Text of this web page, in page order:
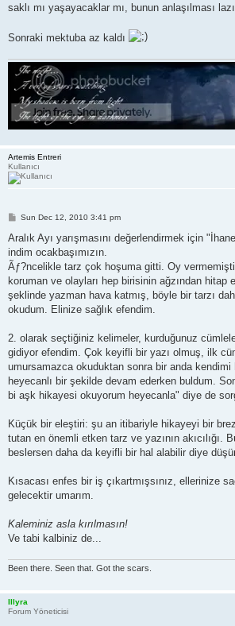
saklı mı yaşayacaklar mı, bunun anlaşılması
Sonraki mektuba az kaldı
Artemis Entreri
Kullanıcı
P
s
Sun Dec 12, 2010 3:41 pm
Aralık Ayı yarışmasını değerlendirmek için
indim ocakbaşımızın.
Ãƒ?ncelikle tarz çok hoşuma gitti. Oy
koruman ve olayları hep birisinin ağzından hitap
şeklinde yazman hava katmış, böyle bir tarzı
okudum. Elinize sağlık efendim.
2. olarak seçtiğiniz kelimeler, kurduğunuz
gidiyor efendim. Çok keyifli bir yazı olmuş, ilk
umursamazca okuduktan sonra bir anda kendimi
heyecanlı bir şekilde devam ederken buldum.
bi aşk hikayesi okuyorum heyecanla" diye de
Küçük bir eleştiri: şu an itibariyle hikayeyi bir
tutan en önemli etken tarz ve yazının akıcılığı.
beslersen daha da keyifli bir hal alabilir diye
Kısacası enfes bir iş çıkartmışsınız, ellerinize
gelecektir umarım.
Kaleminiz asla kırılmasın!
Ve tabi kalbiniz de...
Been there. Seen that. Got the scars.
Illyra
Forum Yöneticisi